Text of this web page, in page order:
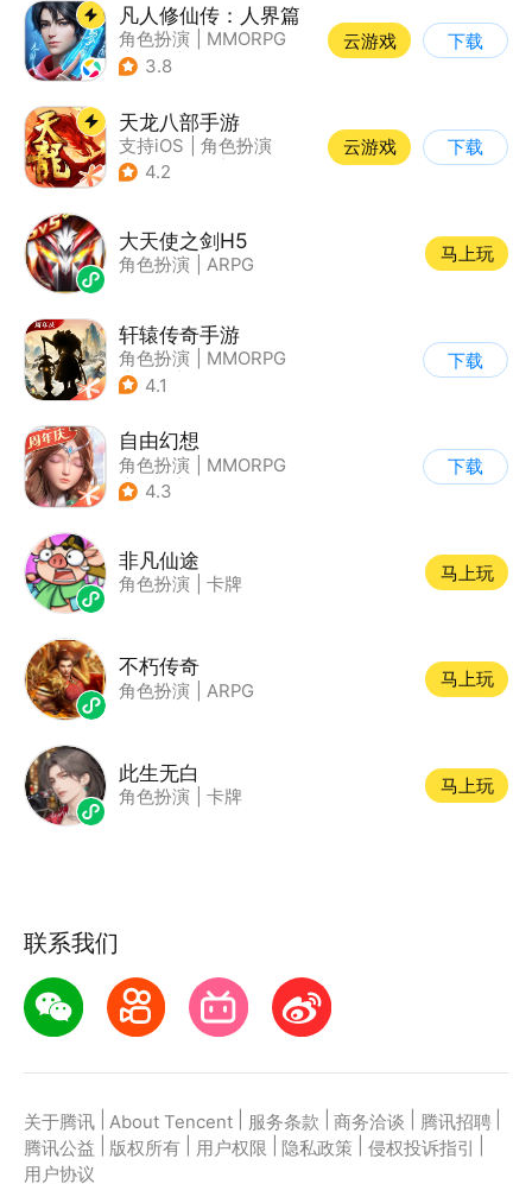
凡人修仙传：人界篇
角色扮演
MMORPG
| 仙侠
3.8
云游戏 下载
天龙八部手游
支持iOS
角色扮演
| MMORPG
4.2
云游戏 下载
大天使之剑H5
角色扮演 ARPG
马上玩
轩辕传奇手游
角色扮演
MMORPG
| 神话
4.1
下载
自由幻想
角色扮演
MMORPG
| 仙侠
4.3
下载
非凡仙途
角色扮演 卡牌
马上玩
不朽传奇
角色扮演 ARPG
马上玩
此生无白
角色扮演 卡牌
马上玩
联系我们
关于腾讯 About Tencent 服务条款 商务洽谈 腾讯招聘
腾讯公益
版权所有 用户权限 隐私政策 侵权投诉指引
用户协议